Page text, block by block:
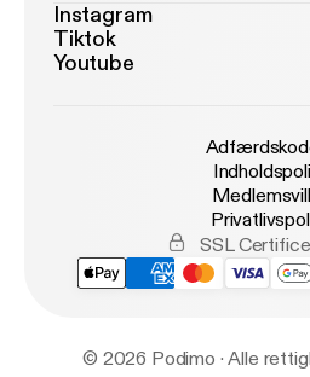
Instagram
Tiktok
Youtube
SSL
© 2026 Podimo · Alle